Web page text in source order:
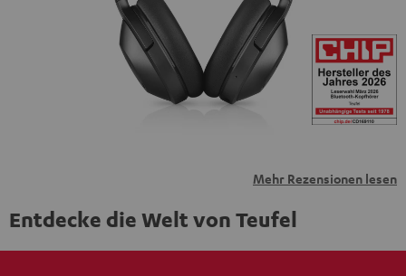
übermittelt werden.
Weitere Informationen sind in der
Datenschutzerklärung unter I zu finden.
Mehr Rezensionen lesen
Entdecke die Welt von Teufel